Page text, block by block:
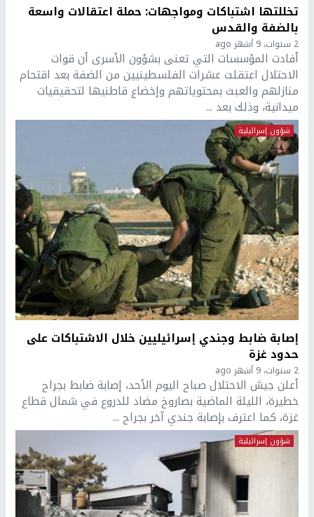
تخللتها اشتباكات ومواجهات: حملة اعتقالات واسعة
بالضفة والقدس
2 سنوات، 9 أشهر ago
أفادت المؤسسات التي تعنى بشؤون الأسرى أن قوات
الاحتلال اعتقلت عشرات الفلسطينيين من الضفة بعد اقتحام
منازلهم والعبث بمحتوياتهم وإخضاع قاطنيها لتحقيقيات
ميدانية، وذلك بعد ...
شؤون إسرائيلية
إصابة ضابط وجندي إسرائيليين خلال الاشتباكات على
حدود غزة
2 سنوات، 9 أشهر ago
أعلن جيش الاحتلال صباح اليوم الأحد، إصابة ضابط بجراح
خطيرة، الليلة الماضية بصاروخ مضاد للدروع في شمال قطاع
غزة، كما اعترف بإصابة جندي آخر بجراح ...
شؤون إسرائيلية